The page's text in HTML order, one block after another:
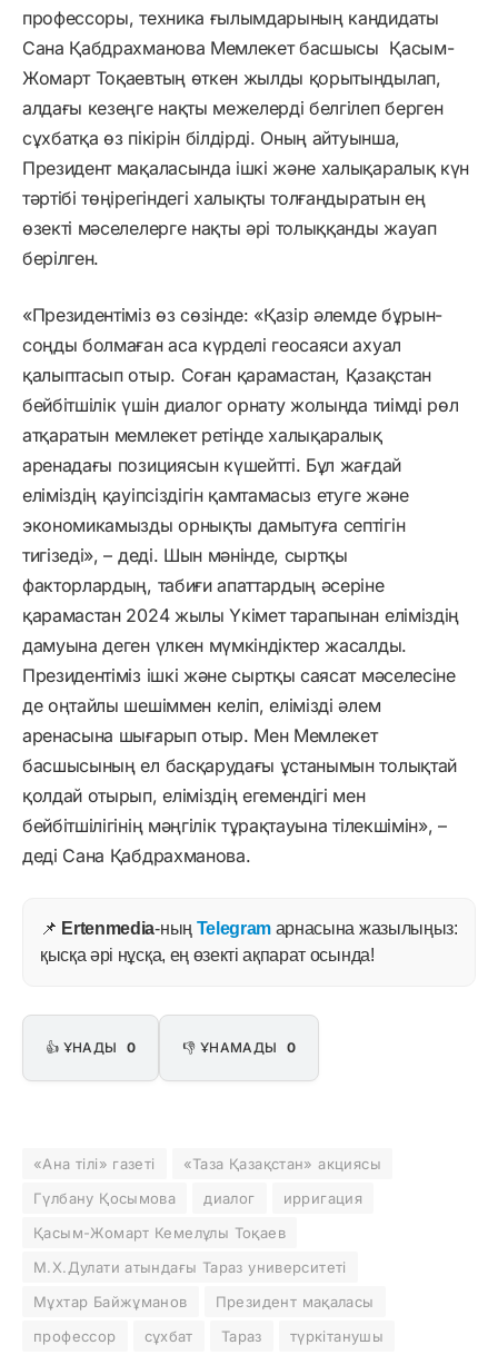
профессоры, техника ғылымдарының кандидаты
Сана Қабдрахманова Мемлекет басшысы Қасым-
Жомарт Тоқаевтың өткен жылды қорытындылап,
алдағы кезеңге нақты межелерді белгілеп берген
сұхбатқа өз пікірін білдірді. Оның айтуынша,
Президент мақаласында ішкі және халықаралық күн
тәртібі төңірегіндегі халықты толғандыратын ең
өзекті мәселелерге нақты әрі толыққанды жауап
берілген.
«Президентіміз өз сөзінде: «Қазір әлемде бұрын-
соңды болмаған аса күрделі геосаяси ахуал
қалыптасып отыр. Соған қарамастан, Қазақстан
бейбітшілік үшін диалог орнату жолында тиімді рөл
атқаратын мемлекет ретінде халықаралық
аренадағы позициясын күшейтті. Бұл жағдай
еліміздің қауіпсіздігін қамтамасыз етуге және
экономикамызды орнықты дамытуға септігін
тигізеді», – деді. Шын мәнінде, сыртқы
факторлардың, табиғи апаттардың әсеріне
қарамастан 2024 жылы Үкімет тарапынан еліміздің
дамуына деген үлкен мүмкіндіктер жасалды.
Президентіміз ішкі және сыртқы саясат мәселесіне
де оңтайлы шешіммен келіп, елімізді әлем
аренасына шығарып отыр. Мен Мемлекет
басшысының ел басқарудағы ұстанымын толықтай
қолдай отырып, еліміздің егемендігі мен
бейбітшілігінің мәңгілік тұрақтауына тілекшімін», –
деді Сана Қабдрахманова.
📌 Ertenmedia-ның Telegram арнасына жазылыңыз:
қысқа әрі нұсқа, ең өзекті ақпарат осында!
👍 ҰНАДЫ 0 👎 ҰНАМАДЫ 0
«Ана тілі» газеті
«Таза Қазақстан» акциясы
Гүлбану Қосымова
диалог
ирригация
Қасым-Жомарт Кемелұлы Тоқаев
М.Х.Дулати атындағы Тараз университеті
Мұхтар Байжұманов
Президент мақаласы
профессор
сұхбат Тараз
түркітанушы